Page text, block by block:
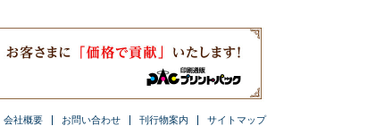
会社概要 お問い合わせ 刊行物案内 サイトマップ